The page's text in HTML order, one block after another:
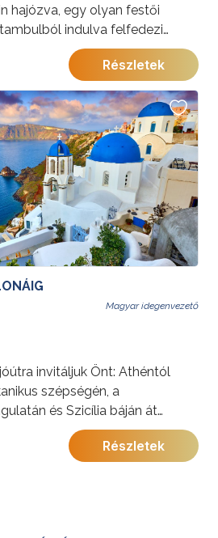
hajózva, egy olyan festői
indulva felfedezi
báját, valamint
trullóit, Trieszt eleganciáját,
és az Olimpia szülőhazáját,
és Kusadasi magával ragadó
Részletek
Magyar idegenvezető
invitáljuk Önt: Athéntól
szépségén, a
és Szicília báján át
világáig.
Részletek